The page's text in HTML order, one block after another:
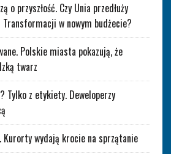
o przyszłość. Czy Unia przedłuży
Transformacji w nowym budżecie?
Polskie miasta pokazują, że
twarz
Tylko z etykiety. Deweloperzy
Kurorty wydają krocie na sprzątanie